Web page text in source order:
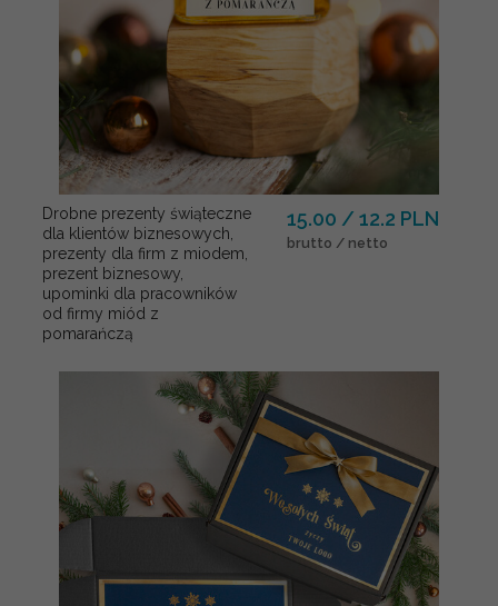
Drobne prezenty świąteczne
dla klientów biznesowych,
prezenty dla firm z miodem,
prezent biznesowy,
upominki dla pracowników
od firmy miód z
pomarańczą
15.00 / 12.2 PLN
brutto / netto